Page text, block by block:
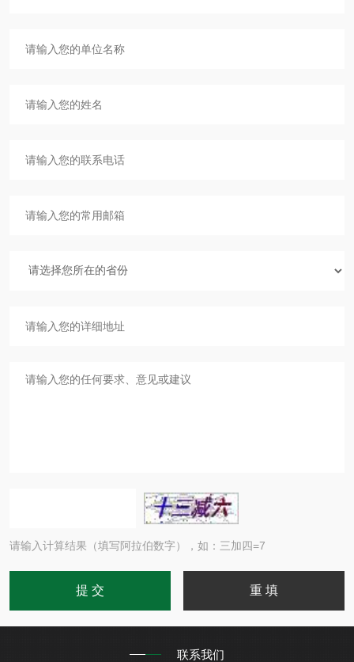
请输入计算结果（填写阿拉伯数字），如：三加四=7
联系我们